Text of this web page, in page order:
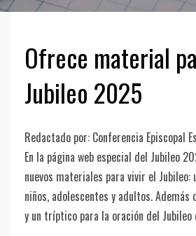
Ofrece material
Jubileo 2025
Redactado por: Conferencia Episcopal
En la página web especial del Jubileo
nuevos materiales para vivir el Jubileo:
niños, adolescentes y adultos. Además
y un tríptico para la oración del